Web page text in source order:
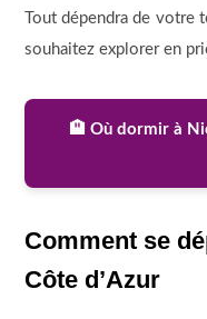
Tout dépendra de votre
souhaitez explorer en
🏨 Où dormir à
Comment se
Côte d’Azur